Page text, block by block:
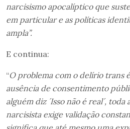
narcisismo apocalíptico que
em particular e as políticas
ampla”.
E continua:
“O problema com o delírio trans
ausência de consentimento
alguém diz ´Isso não é real´, toda
narcisista exige validação